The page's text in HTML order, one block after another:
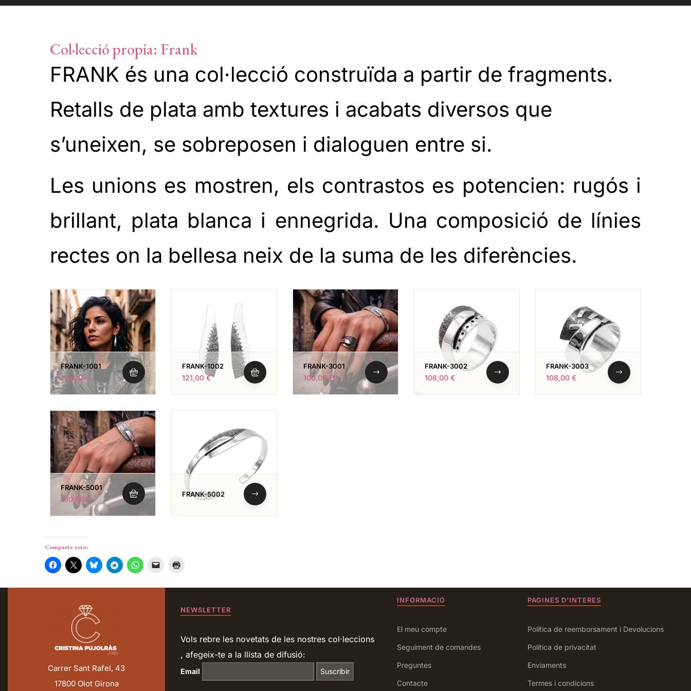
Col·lecció propia: Frank
FRANK és una col·lecció construïda a partir de fragments.
Retalls de plata amb textures i acabats diversos que
s’uneixen, se sobreposen i dialoguen entre si.
Les unions es mostren, els contrastos es potencien: rugós i
brillant, plata blanca i ennegrida. Una composició de línies
rectes on la bellesa neix de la suma de les diferències.
FRANK-1001
119,00€
FRANK-1002
121,00 €
FRANK-3001
100,00€
FRANK-3002
108,00 €
FRANK-3003
108,00 €
FRANK-5001
100,00 €
FRANK-5002
Comparte esto:
Carrer Sant Rafel, 43
17800 Olot Girona
NEWSLETTER
Vols rebre les novetats de les nostres col·leccions
, afegeix-te a la llista de difusió:
Email
INFORMACIÓ
El meu compte
Seguiment de comandes
Preguntes
Contacte
PAGINES D'INTERES
Política de reemborsament i Devolucions
Política de privacitat
Enviaments
Termes i condicions